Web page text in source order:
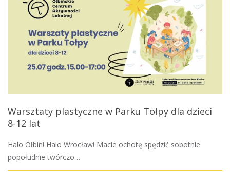
Warsztaty plastyczne w Parku Tołpy dla dzieci
8-12 lat
Halo Ołbin! Halo Wrocław! Macie ochotę spędzić sobotnie
popołudnie twórczo…